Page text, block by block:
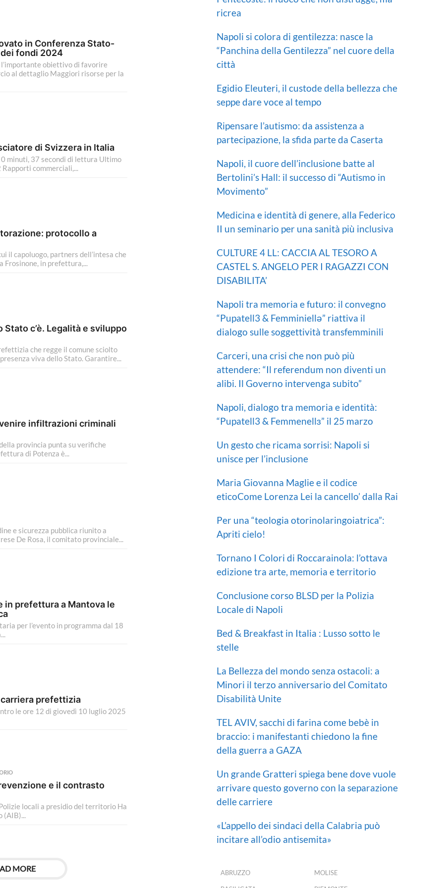
in Conferenza Stato-
fondi 2024
obiettivo di favorire
al dettaglio Maggiori risorse per la
di Svizzera in Italia
minuti, 37 secondi di lettura Ultimo
commerciali,...
protocollo a
il capoluogo, partners dell’intesa che
Frosinone, in prefettura,...
Stato c’è. Legalità e sviluppo
che regge il comune sciolto
viva dello Stato. Garantire...
infiltrazioni criminali
provincia punta su verifiche
di Potenza è...
e sicurezza pubblica riunito a
De Rosa, il comitato provinciale...
in prefettura a Mantova le
per l’evento in programma dal 18
carriera prefettizia
le ore 12 di giovedì 10 luglio 2025
e il contrasto
locali a presidio del territorio Ha
(AIB)...
MORE
:ricrea
Napoli si colora di gentilezza: nasce la
“Panchina della Gentilezza” nel cuore della
città
Egidio Eleuteri, il custode della bellezza che
seppe dare voce al tempo
Ripensare l’autismo: da assistenza a
partecipazione, la sfida parte da Caserta
Napoli, il cuore dell’inclusione batte al
Bertolini’s Hall: il successo di “Autismo in
Movimento”
Medicina e identità di genere, alla Federico
II un seminario per una sanità più inclusiva
CULTURE 4 LL: CACCIA AL TESORO A
CASTEL S. ANGELO PER I RAGAZZI CON
DISABILITA’
Napoli tra memoria e futuro: il convegno
“Pupatell3 & Femminiellə” riattiva il
dialogo sulle soggettività transfemminili
Carceri, una crisi che non può più
attendere: “Il referendum non diventi un
alibi. Il Governo intervenga subito”
Napoli, dialogo tra memoria e identità:
“Pupatell3 & Femmenellɜ” il 25 marzo
Un gesto che ricama sorrisi: Napoli si
unisce per l’inclusione
Maria Giovanna Maglie e il codice
eticoCome Lorenza Lei la cancello’ dalla Rai
Per una “teologia otorinolaringoiatrica”:
Apriti cielo!
Tornano I Colori di Roccarainola: l’ottava
edizione tra arte, memoria e territorio
Conclusione corso BLSD per la Polizia
Locale di Napoli
Bed & Breakfast in Italia : Lusso sotto le
stelle
La Bellezza del mondo senza ostacoli: a
Minori il terzo anniversario del Comitato
Disabilità Unite
TEL AVIV, sacchi di farina come bebè in
braccio: i manifestanti chiedono la fine
della guerra a GAZA
Un grande Gratteri spiega bene dove vuole
arrivare questo governo con la separazione
delle carriere
«L’appello dei sindaci della Calabria può
incitare all’odio antisemita»
ABRUZZO MOLISE